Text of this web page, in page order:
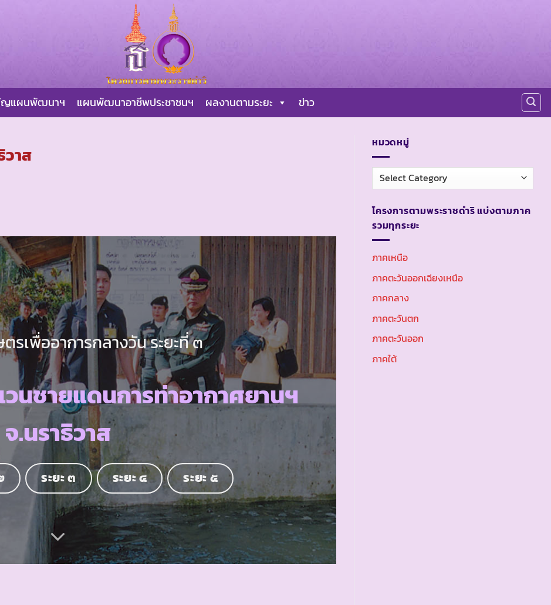
ญแผนพัฒนาฯ แผนพัฒนาอาชีพประชาชนฯ ผลงานตามระยะ ข่าว
วาส
ตรเพื่ออาการกลางวัน ระยะที่ ๓
วนชายแดนการท่าอากาศยานฯ
จ.นราธิวาส
ระยะ ๓ ระยะ ๔ ระยะ ๕
หมวดหมู่
หมวด
หมู่
โครงการตามพระราชดำริ แบ่งตามภาค
รวมทุกระยะ
ภาคเหนือ
ภาคตะวันออกเฉียงเหนือ
ภาคกลาง
ภาคตะวันตก
ภาคตะวันออก
ภาคใต้